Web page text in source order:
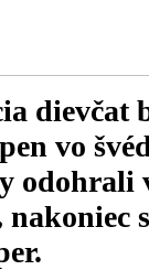
vo
odohrali